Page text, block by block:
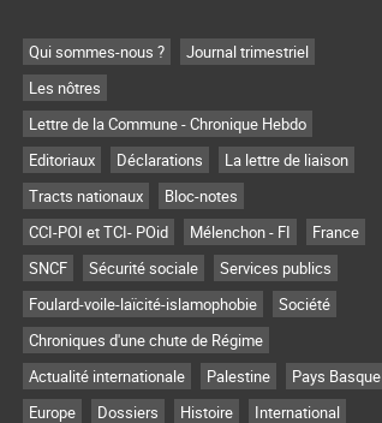
Qui sommes-nous ?
Journal trimestriel
Les nôtres
Lettre de la Commune - Chronique Hebdo
Editoriaux
Déclarations
La lettre de liaison
Tracts nationaux
Bloc-notes
CCI-POI et TCI- POid
Mélenchon - FI
France
SNCF
Sécurité sociale
Services publics
Foulard-voile-laïcité-islamophobie
Société
Chroniques d'une chute de Régime
Actualité internationale
Palestine
Pays Basque
Europe
Dossiers Histoire International